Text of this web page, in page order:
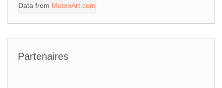
Data from MeteoArt.com
Partenaires